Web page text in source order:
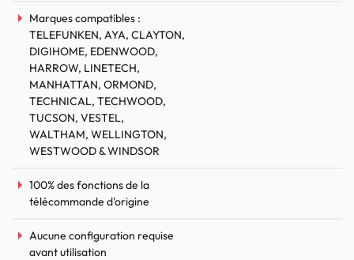
Marques compatibles :
TELEFUNKEN, AYA, CLAYTON,
DIGIHOME, EDENWOOD,
HARROW, LINETECH,
MANHATTAN, ORMOND,
TECHNICAL, TECHWOOD,
TUCSON, VESTEL,
WALTHAM, WELLINGTON,
WESTWOOD & WINDSOR
100% des fonctions de la
télécommande d'origine
Aucune configuration requise
avant utilisation